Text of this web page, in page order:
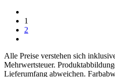
1
2
Alle Preise verstehen sich
Mehrwertsteuer.
Lieferumfang abweichen.